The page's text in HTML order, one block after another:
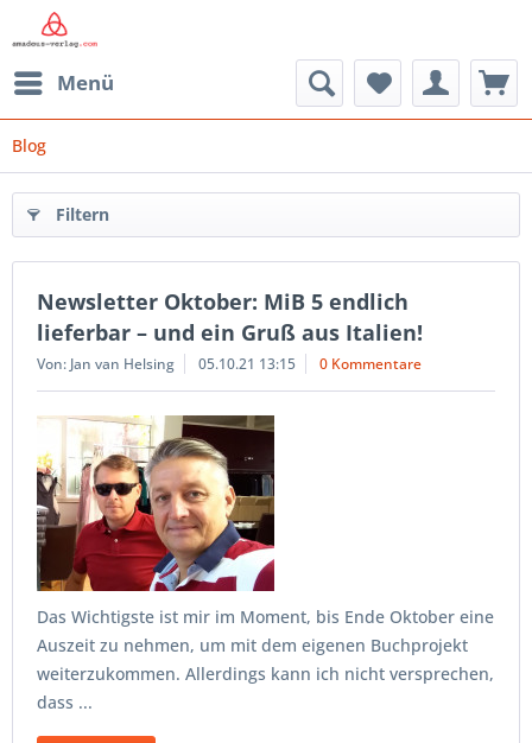
Menü
Blog
Filtern
Newsletter Oktober: MiB 5 endlich
lieferbar – und ein Gruß aus Italien!
Von: Jan van Helsing 05.10.21 13:15 0 Kommentare
Das Wichtigste ist mir im Moment, bis Ende Oktober eine
Auszeit zu nehmen, um mit dem eigenen Buchprojekt
weiterzukommen. Allerdings kann ich nicht versprechen,
dass ...